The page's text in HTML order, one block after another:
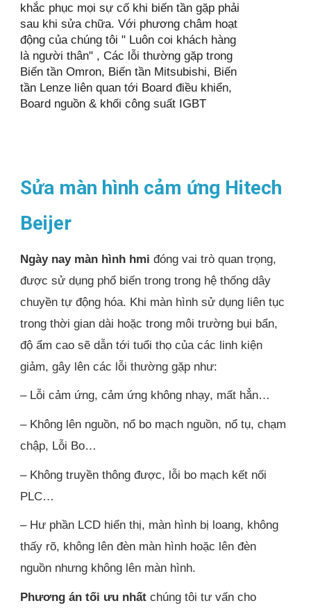
khắc phục mọi sự cố khi biến tần gặp phải
sau khi sửa chữa. Với phương châm hoạt
động của chúng tôi " Luôn coi khách hàng
là người thân" , Các lỗi thường gặp trong
Biến tần Omron, Biến tần Mitsubishi, Biến
tần Lenze liên quan tới Board điều khiển,
Board nguồn & khối công suất IGBT
Sửa màn hình cảm ứng Hitech
Beijer
Ngày nay màn hình hmi đóng vai trò quan trọng,
được sử dụng phổ biến trong trong hệ thống dây
chuyền tự động hóa. Khi màn hình sử dụng liên tục
trong thời gian dài hoặc trong môi trường bụi bẩn,
độ ẩm cao sẽ dẫn tới tuổi thọ của các linh kiện
giảm, gây lên các lỗi thường gặp như:
– Lỗi cảm ứng, cảm ứng không nhạy, mất hẳn…
– Không lên nguồn, nổ bo mạch nguồn, nổ tụ, chạm
chập, Lỗi Bo…
– Không truyền thông được, lỗi bo mạch kết nối
PLC…
– Hư phần LCD hiển thị, màn hình bị loang, không
thấy rõ, không lên đèn màn hình hoặc lên đèn
nguồn nhưng không lên màn hình.
Phương án tối ưu nhất chúng tôi tư vấn cho